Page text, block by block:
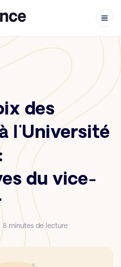
Aller au contenu
des
l'Université
du vice-
8 minutes de lecture